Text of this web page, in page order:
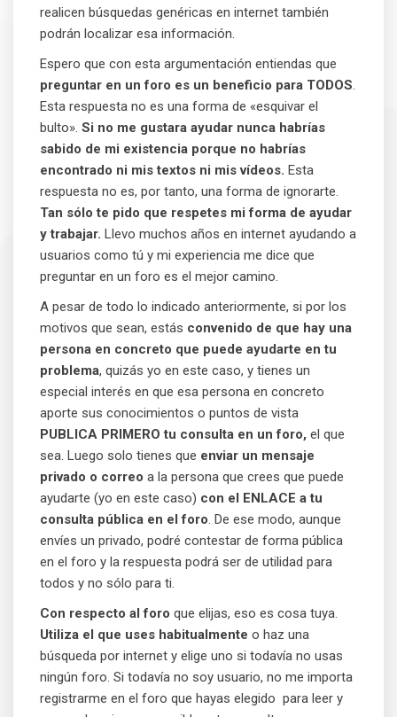
realicen búsquedas genéricas en internet también
podrán localizar esa información.
Espero que con esta argumentación entiendas que
preguntar en un foro es un beneficio para TODOS.
Esta respuesta no es una forma de «esquivar el
bulto». Si no me gustara ayudar nunca habrías
sabido de mi existencia porque no habrías
encontrado ni mis textos ni mis vídeos. Esta
respuesta no es, por tanto, una forma de ignorarte.
Tan sólo te pido que respetes mi forma de ayudar
y trabajar. Llevo muchos años en internet ayudando a
usuarios como tú y mi experiencia me dice que
preguntar en un foro es el mejor camino.
A pesar de todo lo indicado anteriormente, si por los
motivos que sean, estás convenido de que hay una
persona en concreto que puede ayudarte en tu
problema, quizás yo en este caso, y tienes un
especial interés en que esa persona en concreto
aporte sus conocimientos o puntos de vista
PUBLICA PRIMERO tu consulta en un foro, el que
sea. Luego solo tienes que enviar un mensaje
privado o correo a la persona que crees que puede
ayudarte (yo en este caso) con el ENLACE a tu
consulta pública en el foro. De ese modo, aunque
envíes un privado, podré contestar de forma pública
en el foro y la respuesta podrá ser de utilidad para
todos y no sólo para ti.
Con respecto al foro que elijas, eso es cosa tuya.
Utiliza el que uses habitualmente o haz una
búsqueda por internet y elige uno si todavía no usas
ningún foro. Si todavía no soy usuario, no me importa
registrarme en el foro que hayas elegido para leer y